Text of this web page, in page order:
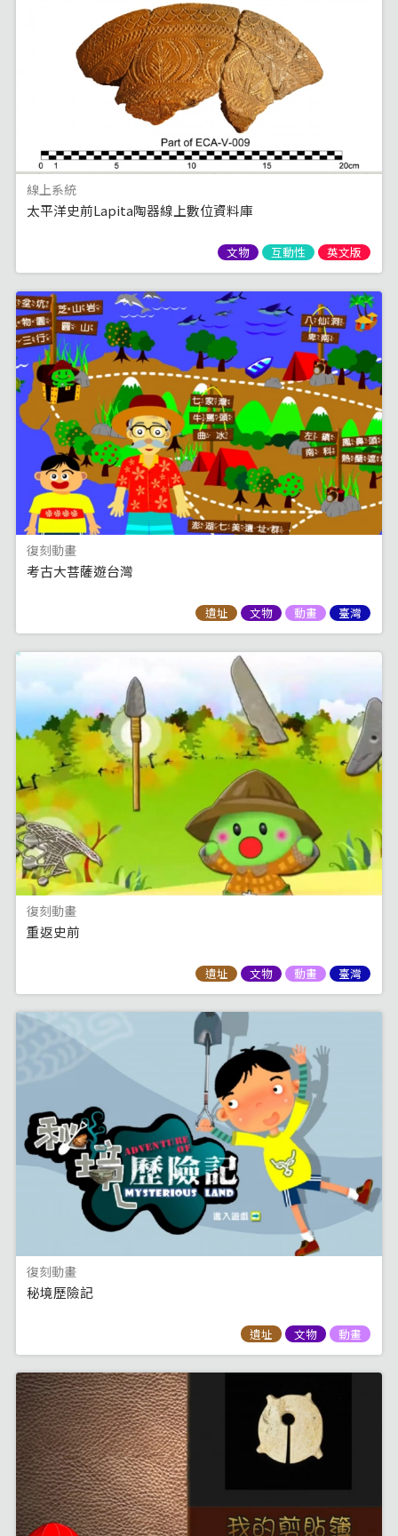
線上系統
太平洋史前Lapita陶器線上數位資料庫
文物 互動性 英文版
復刻動畫
考古大菩薩遊台灣
遺址 文物 動畫 臺灣
復刻動畫
重返史前
遺址 文物 動畫 臺灣
復刻動畫
秘境歷險記
遺址 文物 動畫